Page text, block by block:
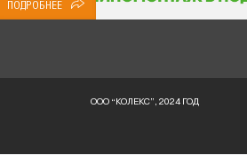
ПОДРОБНЕЕ
ООО “КОЛЕКС”, 2024 ГОД